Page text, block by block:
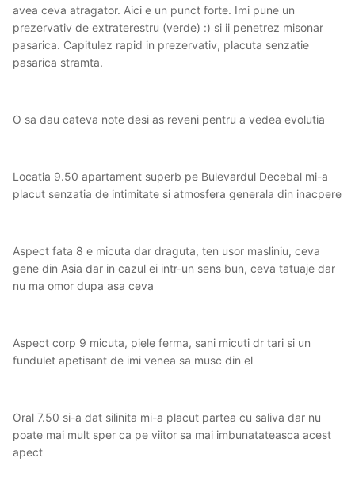
avea ceva atragator. Aici e un punct forte. Imi pune un
prezervativ de extraterestru (verde) :) si ii penetrez misonar
pasarica. Capitulez rapid in prezervativ, placuta senzatie
pasarica stramta.
O sa dau cateva note desi as reveni pentru a vedea evolutia
Locatia 9.50 apartament superb pe Bulevardul Decebal mi-a
placut senzatia de intimitate si atmosfera generala din inacpere
Aspect fata 8 e micuta dar draguta, ten usor masliniu, ceva
gene din Asia dar in cazul ei intr-un sens bun, ceva tatuaje dar
nu ma omor dupa asa ceva
Aspect corp 9 micuta, piele ferma, sani micuti dr tari si un
fundulet apetisant de imi venea sa musc din el
Oral 7.50 si-a dat silinita mi-a placut partea cu saliva dar nu
poate mai mult sper ca pe viitor sa mai imbunatateasca acest
apect